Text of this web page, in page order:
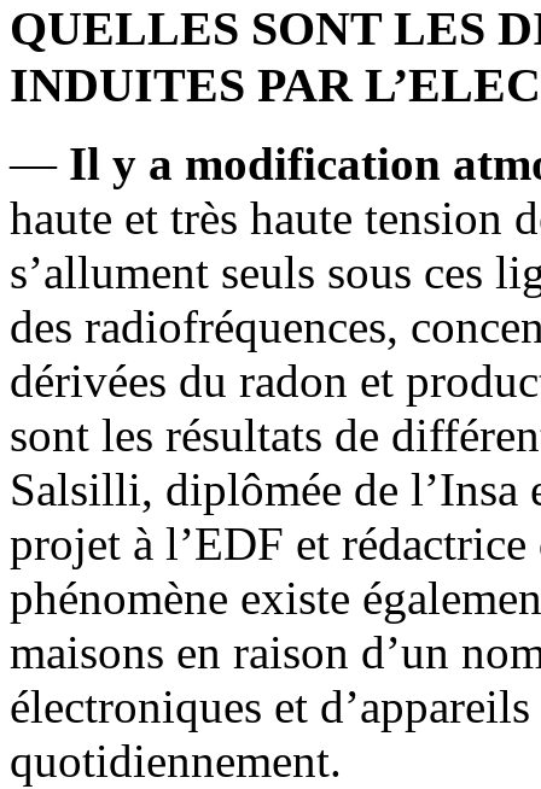
QUELLES SONT LES
INDUITES PAR
— Il y a modification
haute et très haute tension
s’allument seuls sous ces
des radiofréquences,
dérivées du radon et
sont les résultats de
Salsilli, diplômée de l’Insa
projet à l’EDF et
phénomène existe
maisons en raison d’un
électroniques et
quotidiennement.